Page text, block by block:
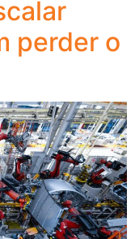
perder o